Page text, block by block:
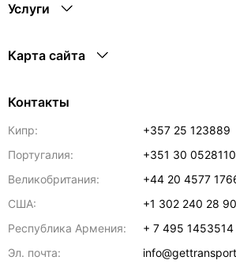
Услуги
Карта сайта
Контакты
Кипр:
+357 25 123889
Португалия:
+351 30 0528110
Великобритания:
+44 20 4577
США:
+1 302 240 28 90
Республика Армения:
+ 7 495 1453514
Эл. почта: